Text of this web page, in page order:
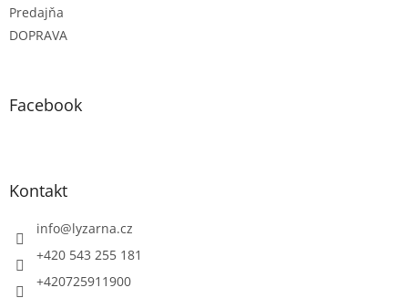
Predajňa
DOPRAVA
Facebook
Kontakt
info@lyzarna.cz
+420 543 255 181
+420725911900